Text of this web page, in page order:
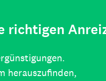
richtigen
herauszufinden,